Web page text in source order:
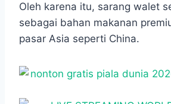
Oleh karena itu, sarang walet
sebagai bahan makanan
pasar Asia seperti China.